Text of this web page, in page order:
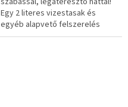
Egy 2 literes vizestasak és
egyéb alapvető felszerelés
elfér benne.